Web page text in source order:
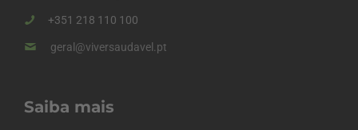
+351 218 110 100
geral@viversaudavel.pt
Saiba mais